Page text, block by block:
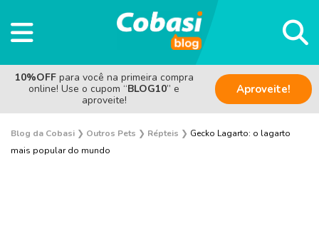
10%OFF para você na primeira compra
online! Use o cupom “BLOG10” e
aproveite!
Aproveite!
Blog da Cobasi ❯ Outros Pets ❯ Répteis ❯ Gecko Lagarto: o lagarto
mais popular do mundo